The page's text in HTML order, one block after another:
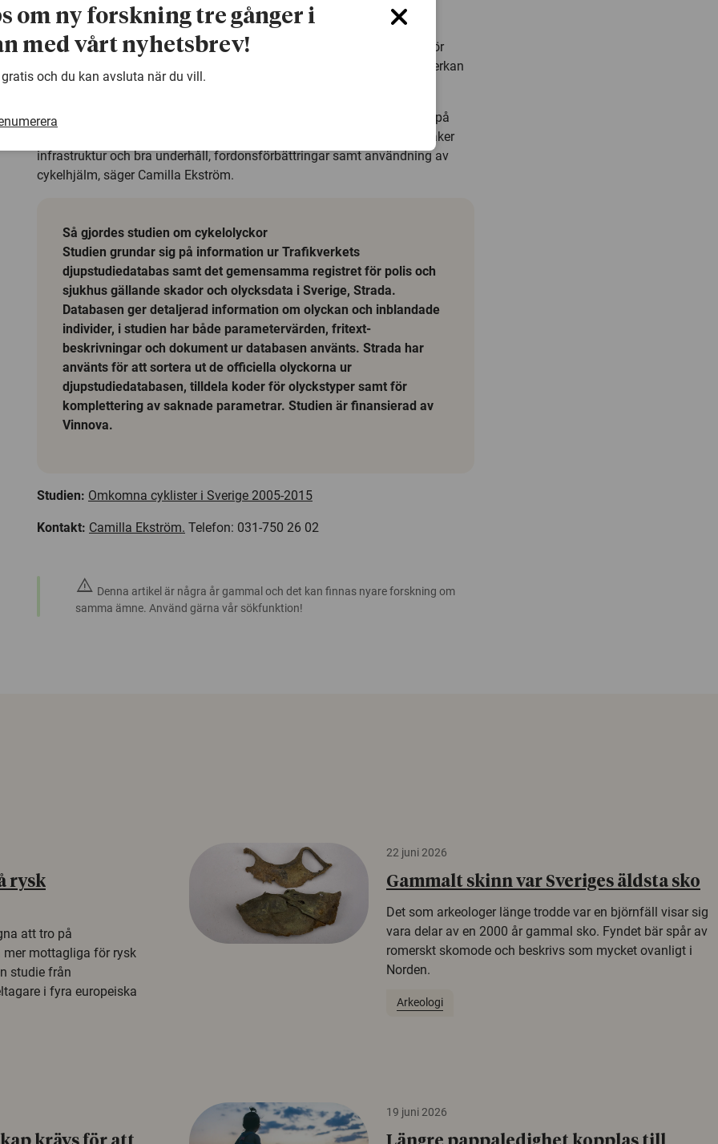
Bland bidragande olycksfaktorer var alkohol och mörker de vanligaste,
oavsett olyckstyp. I hälften av motorfordonsolyckor vid korsningar var
tveksamhet gällande väjningsplikt den mest före­kommande faktorn. För
singelolyckor var hög hastighet och oväntat stopp vanliga faktorer, inverkan
av underlaget inrapporterades i enstaka fall.
– Resultaten visar att förbättringar för ökad säkerhet bör koncentreras på
synlighet för cyklister både natt och dag, samspel mellan trafikanter, säker
infrastruktur och bra underhåll, fordonsförbättringar samt användning av
cykelhjälm, säger Camilla Ekström.
Så gjordes studien om cykelolyckor
Studien grundar sig på information ur Trafikverkets
djupstudiedatabas samt det gemensamma registret för polis och
sjukhus gällande skador och olycksdata i Sverige, Strada.
Databasen ger detaljerad information om olyckan och inblandade
individer, i studien har både parametervärden, fritext-
beskrivningar och dokument ur databasen använts. Strada har
använts för att sortera ut de officiella olyckorna ur
djupstudiedatabasen, tilldela koder för olyckstyper samt för
komplettering av saknade parametrar. Studien är finansierad av
Vinnova.
Studien: Omkomna cyklister i Sverige 2005-2015
Kontakt: Camilla Ekström. Telefon: 031-750 26 02
warning Denna artikel är några år gammal och det kan finnas nyare forskning om
samma ämne. Använd gärna vår sökfunktion!
rysk
att tro på
mottagliga för rysk
studie från
i fyra europeiska
22 juni 2026
Gammalt skinn var Sveriges äldsta sko
Det som arkeologer länge trodde var en björnfäll visar sig
vara delar av en 2000 år gammal sko. Fyndet bär spår av
romerskt skomode och beskrivs som mycket ovanligt i
Norden.
Arkeologi
19 juni 2026
om ny forskning tre gånger i
med vårt nyhetsbrev!
gratis och du kan avsluta när du vill.